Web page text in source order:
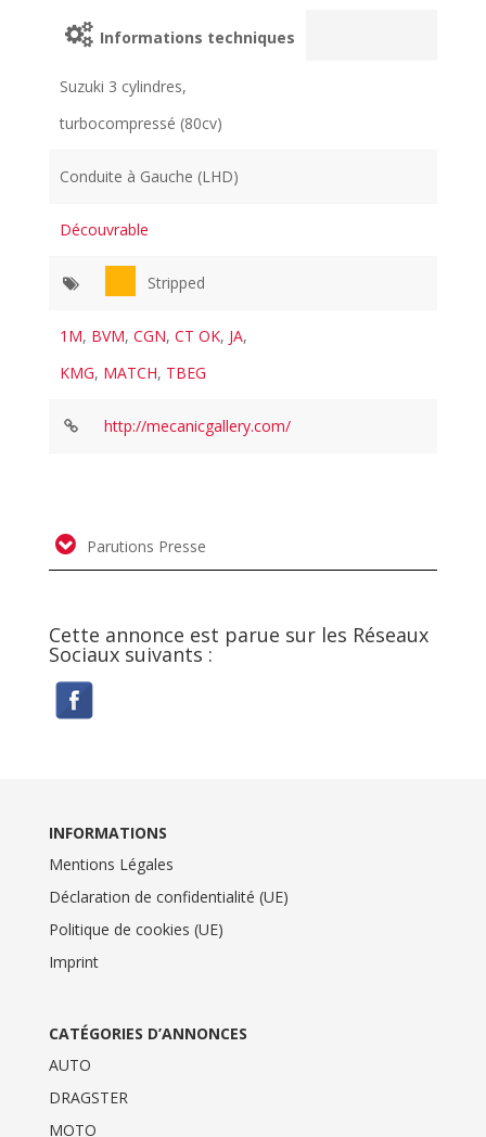
Informations techniques
Suzuki 3 cylindres,
turbocompressé (80cv)
Conduite à Gauche (LHD)
Découvrable
Stripped
1M, BVM,CGN,CT OK, JA,
KMG, MATCH, TBEG
http://mecanicgallery.com/
Parutions Presse
Cette annonce est parue sur les Réseaux
Sociaux suivants :
INFORMATIONS
Mentions Légales
Déclaration de confidentialité (UE)
Politique de cookies (UE)
Imprint
CATÉGORIES D’ANNONCES
AUTO
DRAGSTER
MOTO